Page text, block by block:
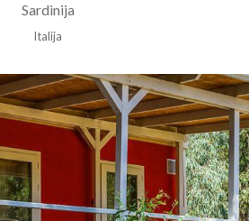
Sardinija
Italija